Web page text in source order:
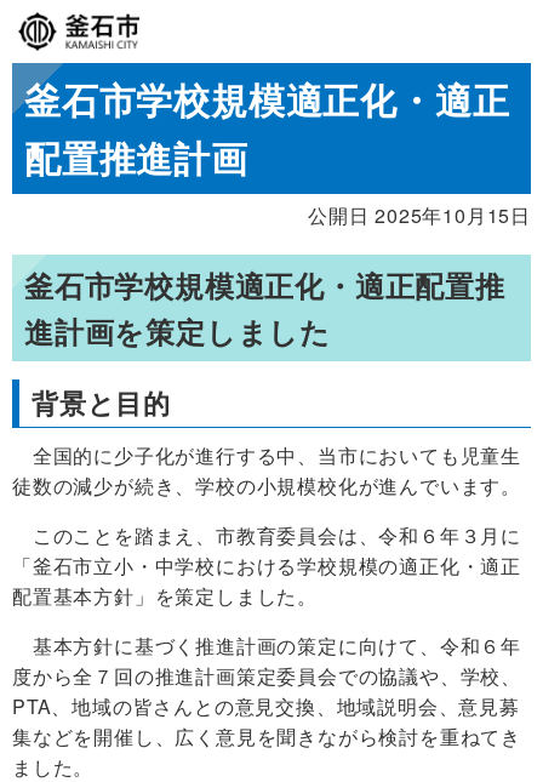
釜石市学校規模適正化・適正
配置推進計画
公開日 2025年10月15日
釜石市学校規模適正化・適正配置推
進計画を策定しました
背景と目的
全国的に少子化が進行する中、当市においても児童生
徒数の減少が続き、学校の小規模校化が進んでいます。
このことを踏まえ、市教育委員会は、令和６年３月に
「釜石市立小・中学校における学校規模の適正化・適正
配置基本方針」を策定しました。
基本方針に基づく推進計画の策定に向けて、令和６年
度から全７回の推進計画策定委員会での協議や、学校、
PTA、地域の皆さんとの意見交換、地域説明会、意見募
集などを開催し、広く意見を聞きながら検討を重ねてき
ました。